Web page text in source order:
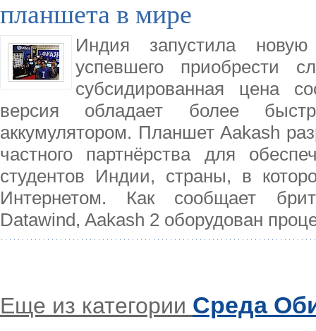
планшета в мире
Индия запустила новую
успевшего приобрести
субсидированная цена
версия обладает более
аккумулятором. Планшет Aakash
частного партнёрства для
студентов Индии, страны, в
Интернетом. Как сообщает
Datawind, Aakash 2 оборудован
Еще из категории Среда